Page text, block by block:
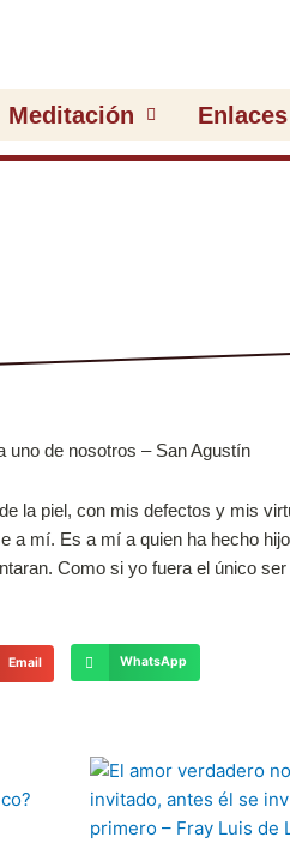
Meditación Enlaces
la piel, con mis defectos y mis
a mí. Es a mí a quien ha hecho
Como si yo fuera el único ser
Email WhatsApp